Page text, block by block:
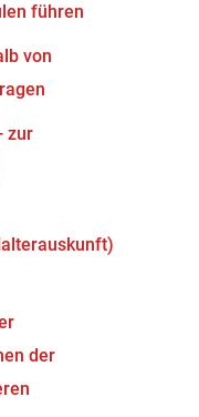
führen
von
zur
der